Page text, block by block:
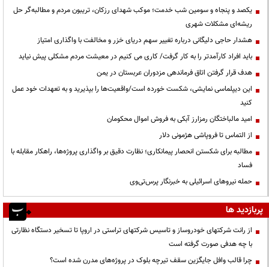
یکصد و پنجاه و سومین شب خدمت؛ موکب شهدای رزکان، تریبون مردم و مطالبه‌گر حل
ریشه‌ای مشکلات شهری
هشدار حاجی دلیگانی درباره تغییر سهم دریای خزر و مخالفت با واگذاری امتیاز
باید افراد کارآمدتر را به کار گرفت/ کاری می کنیم در معیشت مردم مشکلی پیش نیاید
هدف قرار گرفتن اتاق‌ فرماندهی مزدوران عربستان در یمن
این دیپلماسی نمایشی، شکست خورده است/واقعیت‌ها را بپذیرید و به تعهدات خود عمل
کنید
امید مالباختگان رمزارز آبکی به فروش اموال محکومان
از التماس تا فروپاشی هژمونی دلار
مطالبه برای شکستن انحصار پیمانکاری؛ نظارت دقیق بر واگذاری پروژه‌ها، راهکار مقابله با
فساد
حمله نیروهای اسرائیلی به خبرنگار پرس‌تی‌وی
پربازدید ها
از رانت‌ شرکتهای خودروساز و تاسیس شرکتهای تراستی در اروپا تا تسخیر دستگاه نظارتی
با چه هدفی صورت گرفته است
چرا قالب وافل جایگزین سقف تیرچه بلوک در پروژه‌های مدرن شده است؟